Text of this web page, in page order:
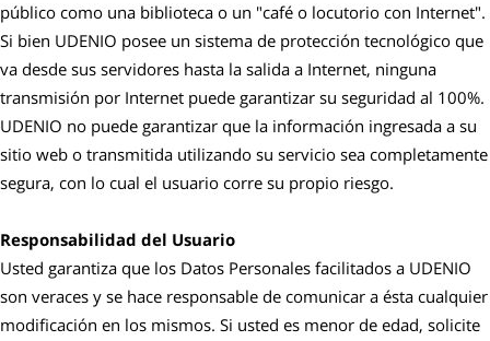
público como una biblioteca o un "café o locutorio con Internet".
Si bien UDENIO posee un sistema de protección tecnológico que
va desde sus servidores hasta la salida a Internet, ninguna
transmisión por Internet puede garantizar su seguridad al 100%.
UDENIO no puede garantizar que la información ingresada a su
sitio web o transmitida utilizando su servicio sea completamente
segura, con lo cual el usuario corre su propio riesgo.
Responsabilidad del Usuario
Usted garantiza que los Datos Personales facilitados a UDENIO
son veraces y se hace responsable de comunicar a ésta cualquier
modificación en los mismos. Si usted es menor de edad, solicite